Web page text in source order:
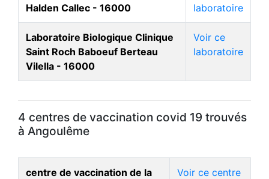
Halden Callec - 16000
laboratoire
Laboratoire Biologique Clinique
Saint Roch Baboeuf Berteau
Vilella - 16000
Voir ce
laboratoire
4 centres de vaccination covid 19 trouvés
à Angoulême
centre de vaccination de la
Voir ce centre